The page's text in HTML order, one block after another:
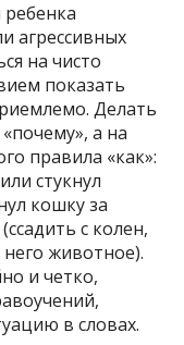
агрессивных
на чисто
показать
Делать
а на
правила «как»:
стукнул
кошку за
с колен,
животное).
и четко,
в словах.